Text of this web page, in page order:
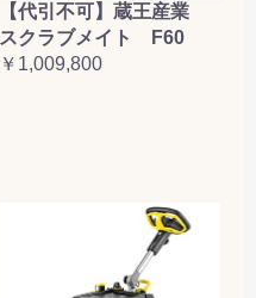
【代引不可】蔵王産業
スクラブメイト F60
￥1,009,800